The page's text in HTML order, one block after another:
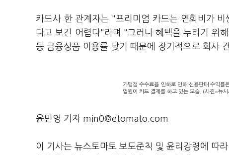
카드사 한 관계자는 "프리미엄 카드는 연회비가
다고 보긴 어렵다"라며 "그러나 혜택을 누리기 위
등 금융상품 이용률 낮기 때문에 장기적으로 회사
가맹점 수수료율 인하로 인해 신용판매 수익
업원이 카드 결제를 하고 있는 모습. (사진=뉴시
윤민영 기자 min0@etomato.com
이 기사는 뉴스토마토 보도준칙 및 윤리강령에 따